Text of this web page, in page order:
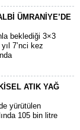
ÜMRANİYE’DE
beklediği 3×3
7’nci kez
ATIK YAĞ
yürütülen
105 bin litre